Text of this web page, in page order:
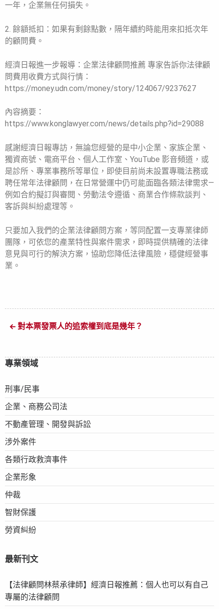
一年，企業無任何損失。
2. 餘額抵扣：如果有剩餘點數，隔年續約時能用來扣抵次年
的顧問費。
經濟日報進一步報導：企業法律顧問推薦 專家告訴你法律顧
問費用收費方式與行情：
https://money.udn.com/money/story/124067/9237627
內容摘要：
https://www.konglawyer.com/news/details.php?id=29088
感謝經濟日報專訪，無論您經營的是中小企業、家族企業、
獨資商號、電商平台、個人工作室、YouTube 影音頻道，或
是診所、專業事務所等單位，即使目前尚未設置專職法務或
聘任常年法律顧問，在日常營運中仍可能面臨各類法律需求—
例如合約擬訂與審閱、勞動法令遵循、商業合作條款談判、
客訴與糾紛處理等。
只要加入我們的企業法律顧問方案，等同配置一支專業律師
團隊，可依您的產業特性與案件需求，即時提供精確的法律
意見與可行的解決方案，協助您降低法律風險，穩健經營事
業。
對本票發票人的追索權到底是幾年？
專業領域
刑事/民事
企業、商務公司法
不動產管理、開發與訴訟
涉外案件
各類行政救濟事件
企業形象
仲裁
智財保護
勞資糾紛
最新刊文
【法律顧問林蔡承律師】經濟日報推薦：個人也可以有自己
專屬的法律顧問